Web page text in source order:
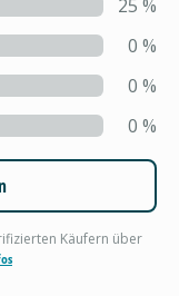
25 %
0 %
0 %
0 %
Käufern über